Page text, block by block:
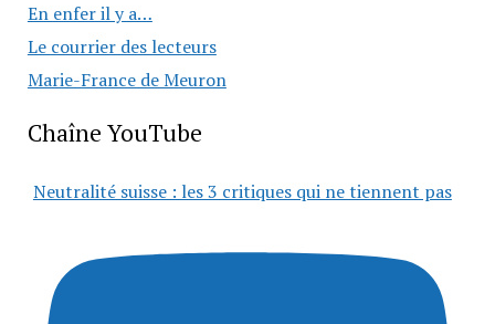
En enfer il y a…
Le courrier des lecteurs
Marie-France de Meuron
Chaîne YouTube
Neutralité suisse : les 3 critiques qui ne tiennent pas